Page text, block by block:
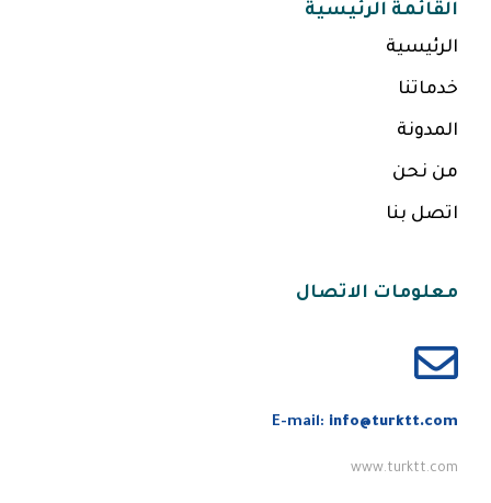
القائمة الرئيسية
الرئيسية
خدماتنا
المدونة
من نحن
اتصل بنا
معلومات الاتصال
E-mail: info@turktt.com
www.turktt.com